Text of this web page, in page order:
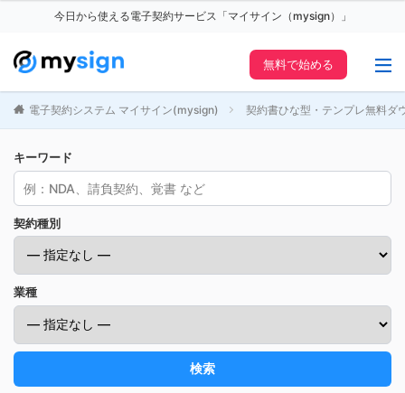
今日から使える電子契約サービス「マイサイン（mysign）」
無料で始める
電子契約システム マイサイン(mysign) 契約書ひな型・テンプレ無料ダ
キーワード
契約種別
業種
検索